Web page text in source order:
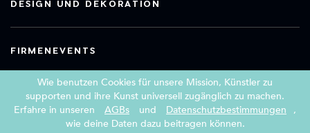
DESIGN UND DEKORATION
FIRMENEVENTS
Copyright 2026 Book a Street Artist
Wie benutzen Cookies für unsere Mission, Künstler zu
supporten und ihre Kunst universell zugänglich zu machen.
Erfahre in unseren
AGBs und Datenschutzbestimmungen
,
wie deine Daten dazu beitragen können.